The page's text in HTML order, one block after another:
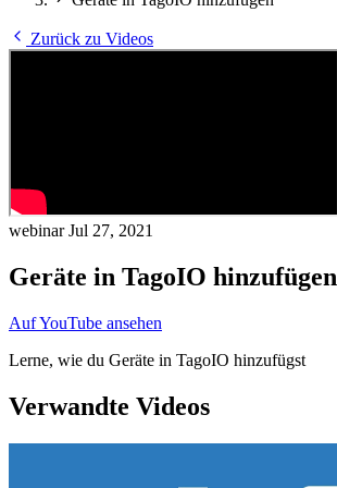
Zurück zu Videos
webinarJul 27, 2021
Geräte in TagoIO hinzufügen
Auf YouTube ansehen
Lerne, wie du Geräte in TagoIO hinzufügst
Verwandte Videos